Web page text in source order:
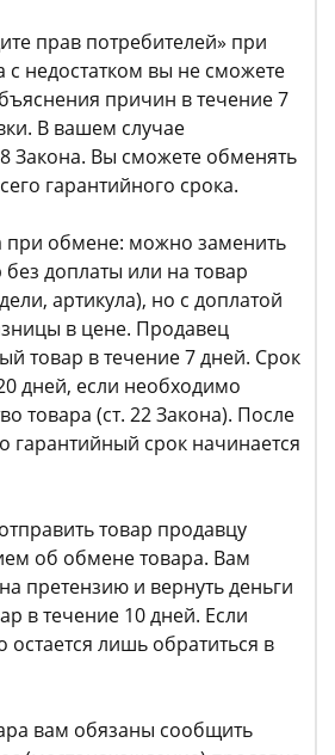
прав потребителей» при
с недостатком вы не сможете
причин в течение 7
В вашем случае
Закона. Вы сможете обменять
гарантийного срока.
при обмене: можно заменить
без доплаты или на товар
артикула), но с доплатой
в цене. Продавец
товар в течение 7 дней. Срок
дней, если необходимо
товара (ст. 22 Закона). После
гарантийный срок начинается
товар продавцу
об обмене товара. Вам
претензию и вернуть деньги
в течение 10 дней. Если
остается лишь обратиться в
вам обязаны сообщить